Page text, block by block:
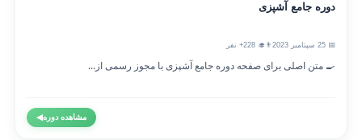
دوره جامع آشپزی
👨‍🎓 228+ نفر
🍳 متن اصلی برای صفحه دوره جامع آشپزی با مجوز رسمی از...
مشاهده دوره◀